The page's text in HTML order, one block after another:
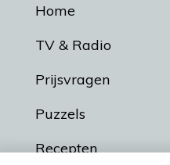
Home
TV & Radio
Prijsvragen
Puzzels
Recepten